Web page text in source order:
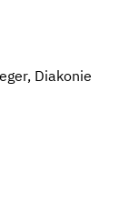
Diakonie